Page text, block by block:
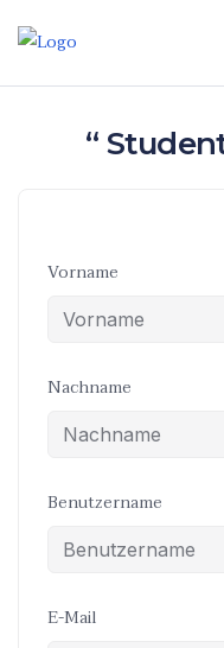
“
Vorname
Nachname
Benutzername
E-Mail